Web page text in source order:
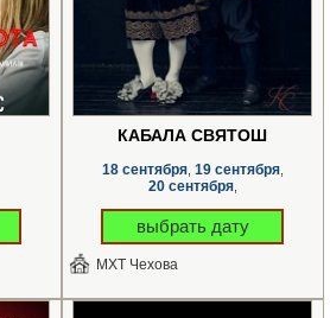
КАБАЛА СВЯТОШ
18 сентября, 19 сентября,
20 сентября,
выбрать дату
МХТ Чехова